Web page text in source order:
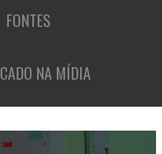
FONTES
NA MÍDIA